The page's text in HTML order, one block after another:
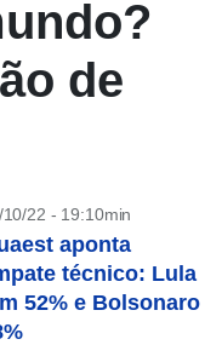
de
10/22 - 19:10min
aponta
técnico: Lula
52% e Bolsonaro